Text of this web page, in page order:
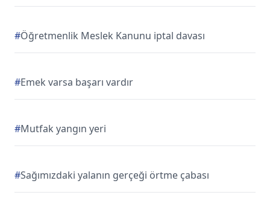
#Öğretmenlik Meslek Kanunu iptal davası
#Emek varsa başarı vardır
#Mutfak yangın yeri
#Sağımızdaki yalanın gerçeği örtme çabası